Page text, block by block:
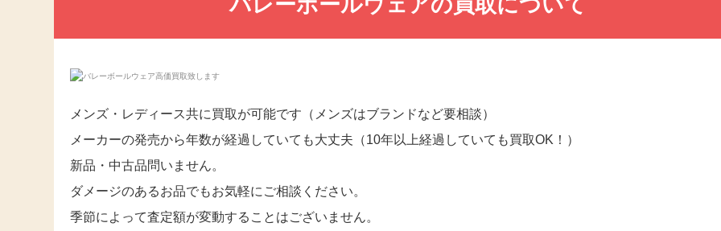
メンズ・レディース共に買取が可能です（メンズはブランドなど要相談）
メーカーの発売から年数が経過していても大丈夫（10年以上経過していても買取OK！）
新品・中古品問いません。
ダメージのあるお品でもお気軽にご相談ください。
季節によって査定額が変動することはございません。